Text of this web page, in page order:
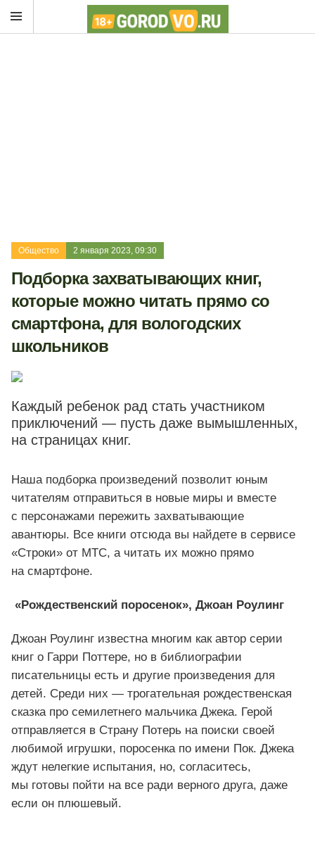
Общество 2 января 2023, 09:30
Подборка захватывающих книг,
которые можно читать прямо со
смартфона, для вологодских
школьников
Каждый ребенок рад стать участником
приключений — пусть даже вымышленных,
на страницах книг.
Наша подборка произведений позволит юным
читателям отправиться в новые миры и вместе
с персонажами пережить захватывающие
авантюры. Все книги отсюда вы найдете в сервисе
«Строки» от МТС, а читать их можно прямо
на смартфоне.
«Рождественский поросенок», Джоан Роулинг
Джоан Роулинг известна многим как автор серии
книг о Гарри Поттере, но в библиографии
писательницы есть и другие произведения для
детей. Среди них — трогательная рождественская
сказка про семилетнего мальчика Джека. Герой
отправляется в Страну Потерь на поиски своей
любимой игрушки, поросенка по имени Пок. Джека
ждут нелегкие испытания, но, согласитесь,
мы готовы пойти на все ради верного друга, даже
если он плюшевый.